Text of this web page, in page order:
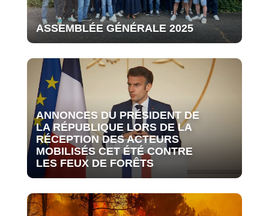
ASSEMBLÉE GÉNÉRALE 2025
ANNONCES DU PRÉSIDENT DE
LA RÉPUBLIQUE LORS DE LA
RÉCEPTION DES ACTEURS
MOBILISÉS CET ÉTÉ CONTRE
LES FEUX DE FORÊTS